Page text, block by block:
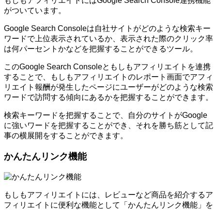
がついています。
Google Search Consoleは自社サイトがどのような検索キー
ワードで上位表示されているか、表示された際のクリック率
は何パーセントかなどを把握することができるツール。
このGoogle Search Consoleともしもアフィリエイトを連携
することで、もしもアフィリエイトのレポート画面でアフィ
リエイト報酬が発生したページにユーザーがどのような検索
ワードで訪問する傾向にあるかを把握することができます。
検索キーワードを把握することで、自分のサイトがGoogle
に強いワードを把握することができ、それを勝ち筋として記
事の横展開をすることができます。
かんたんリンク機能
もしもアフィリエイトには、レビューなど商品を紹介するア
フィリエイトに便利な機能として「かんたんリンク機能」を